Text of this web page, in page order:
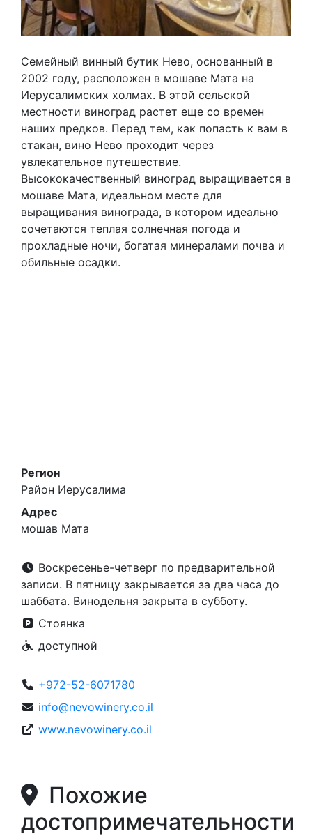
Семейный винный бутик Нево, основанный в
2002 году, расположен в мошаве Мата на
Иерусалимских холмах. В этой сельской
местности виноград растет еще со времен
наших предков. Перед тем, как попасть к вам в
стакан, вино Нево проходит через
увлекательное путешествие.
Высококачественный виноград выращивается в
мошаве Мата, идеальном месте для
выращивания винограда, в котором идеально
сочетаются теплая солнечная погода и
прохладные ночи, богатая минералами почва и
обильные осадки.
Регион
Район Иерусалима
Адрес
мошав Мата
Воскресенье-четверг по предварительной
записи. В пятницу закрывается за два часа до
шаббата. Винодельня закрыта в субботу.
Стоянка
доступной
+972-52-6071780
info@nevowinery.co.il
www.nevowinery.co.il
Похожие
достопримечательности